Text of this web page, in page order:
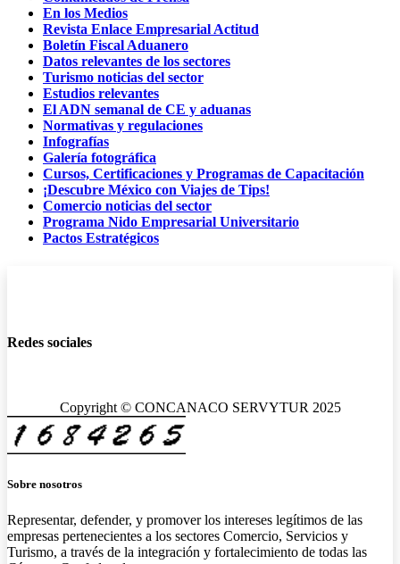
En los Medios
Revista Enlace Empresarial Actitud
Boletín Fiscal Aduanero
Datos relevantes de los sectores
Turismo noticias del sector
Estudios relevantes
El ADN semanal de CE y aduanas
Normativas y regulaciones
Infografías
Galería fotográfica
Cursos, Certificaciones y Programas de Capacitación
¡Descubre México con Viajes de Tips!
Comercio noticias del sector
Programa Nido Empresarial Universitario
Pactos Estratégicos
Redes sociales
Copyright © CONCANACO SERVYTUR 2025
Sobre nosotros
Representar, defender, y promover los intereses legítimos de las
empresas pertenecientes a los sectores Comercio, Servicios y
Turismo, a través de la integración y fortalecimiento de todas las